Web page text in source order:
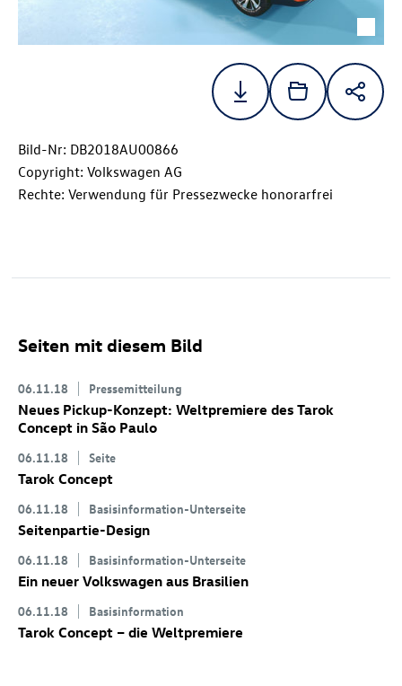
Bild-Nr: DB2018AU00866
Copyright: Volkswagen AG
Rechte: Verwendung für Pressezwecke honorarfrei
Seiten mit diesem Bild
06.11.18 Pressemitteilung
Neues Pickup-Konzept: Weltpremiere des Tarok
Concept in São Paulo
06.11.18 Seite
Tarok Concept
06.11.18 Basisinformation-Unterseite
Seitenpartie-Design
06.11.18 Basisinformation-Unterseite
Ein neuer Volkswagen aus Brasilien
06.11.18 Basisinformation
Tarok Concept – die Weltpremiere